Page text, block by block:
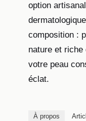
option
composition :
nature et
votre peau
éclat.
À propos